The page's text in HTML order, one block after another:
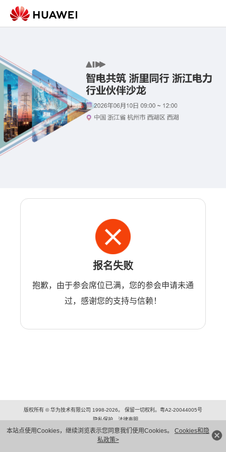
本站点使用Cookies，继续浏览表示您同意我们使用Cookies。 Cookies和隐
私政策>
报名失败
抱歉，由于参会席位已满，您的参会申请未通
过，感谢您的支持与信赖！
版权所有 © 华为技术有限公司 1998-2026。 保留一切权利。粤A2-20044005号
隐私保护
法律声明